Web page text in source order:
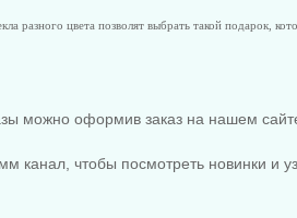
разного цвета позволят выбрать такой подарок,
можно оформив заказ на нашем
канал, чтобы посмотреть новинки и